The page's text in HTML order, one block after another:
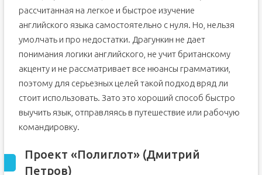
рассчитанная на легкое и быстрое изучение
английского языка самостоятельно с нуля. Но, нельзя
умолчать и про недостатки. Драгункин не дает
понимания логики английского, не учит британскому
акценту и не рассматривает все нюансы грамматики,
поэтому для серьезных целей такой подход вряд ли
стоит использовать. Зато это хороший способ быстро
выучить язык, отправляясь в путешествие или рабочую
командировку.
Проект «Полиглот» (Дмитрий
Петров)